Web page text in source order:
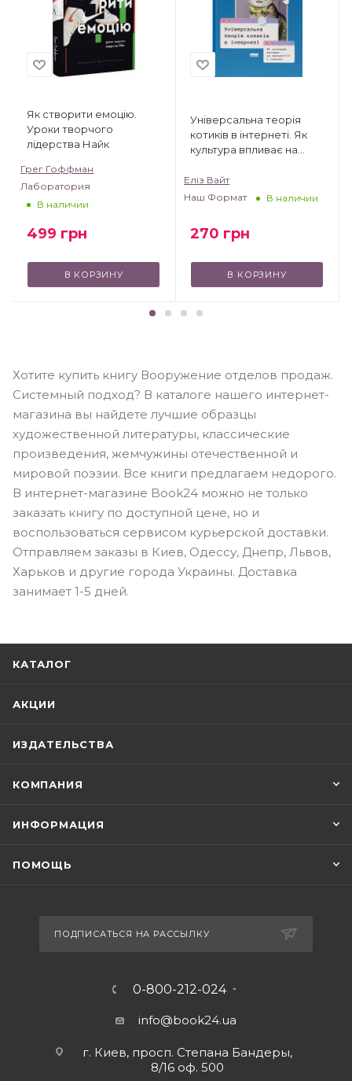
Як створити емоцію.
Уроки творчого
лідерства Найк
Грег Гоффман
Лаборатория
В наличии
499 грн
В КОРЗИНУ
Універсальна теорія
котиків в інтернеті. Як
культура впливає на
Еліз Вайт
Наш Формат
В наличии
270 грн
В КОРЗИНУ
Хотите купить книгу Вооружение отделов продаж.
Системный подход? В каталоге нашего интернет-
магазина вы найдете лучшие образцы
художественной литературы, классические
произведения, жемчужины отечественной и
мировой поэзии. Все книги предлагаем недорого.
В интернет-магазине Book24 можно не только
заказать книгу по доступной цене, но и
воспользоваться сервисом курьерской доставки.
Отправляем заказы в Киев, Одессу, Днепр, Львов,
Харьков и другие города Украины. Доставка
занимает 1-5 дней.
КАТАЛОГ
АКЦИИ
ИЗДАТЕЛЬСТВА
КОМПАНИЯ
ИНФОРМАЦИЯ
ПОМОЩЬ
ПОДПИСАТЬСЯ НА РАССЫЛКУ
0-800-212-024
info@book24.ua
г. Киев, просп. Степана Бандеры,
8/16 оф. 500